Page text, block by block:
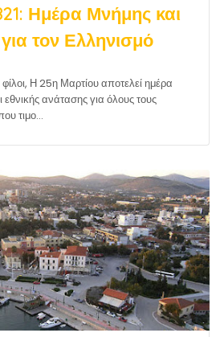
Ημέρα Μνήμης και
τον Ελληνισμό
Η 25η Μαρτίου αποτελεί ημέρα
ανάτασης για όλους τους
τιμο…